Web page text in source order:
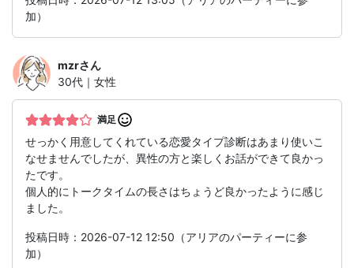
加）
mzrさん
30代｜女性
満足
せっかく用意してくれている恋愛タイプ診断はあまり使いこ
なせませんでしたが、異性の方と楽しくお話ができて良かっ
たです。
個人的にトークタイムの長さはちょうど良かったように感じ
ました。
投稿日時：2026-07-12 12:50（アリアのパーティーに参
加）